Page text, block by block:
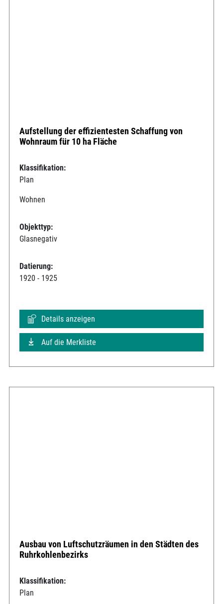
Aufstellung der effizientesten Schaffung von
Wohnraum für 10 ha Fläche
Klassifikation:
Plan
Wohnen
Objekttyp:
Glasnegativ
Datierung:
1920 - 1925
Details anzeigen
Auf die Merkliste
Ausbau von Luftschutzräumen in den Städten des
Ruhrkohlenbezirks
Klassifikation:
Plan